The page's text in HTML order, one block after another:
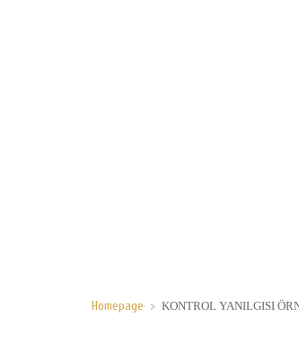
Homepage > KONTROL YANILGISI